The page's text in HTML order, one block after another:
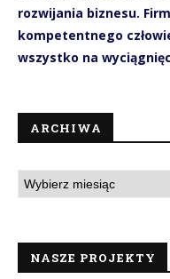
rozwijania biznesu.
kompetentnego
wszystko na
ARCHIWA
NASZE PROJEKTY